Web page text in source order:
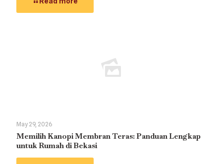
May 29, 2026
Memilih Kanopi Membran Teras: Panduan Lengkap
untuk Rumah di Bekasi